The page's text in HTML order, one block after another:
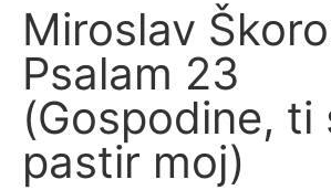
Miroslav
Psalam 23
(Gospodine, ti
pastir moj)